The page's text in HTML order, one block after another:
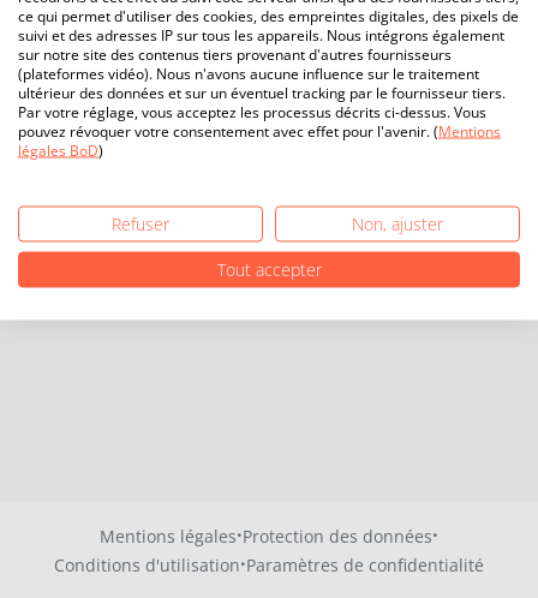
Mentions légales·Protection des données·
Conditions d'utilisation·Paramètres de confidentialité
ce qui permet d'utiliser des cookies, des empreintes digitales, des pixels de
suivi et des adresses IP sur tous les appareils. Nous intégrons également
sur notre site des contenus tiers provenant d'autres fournisseurs
(plateformes vidéo). Nous n'avons aucune influence sur le traitement
ultérieur des données et sur un éventuel tracking par le fournisseur tiers.
Par votre réglage, vous acceptez les processus décrits ci-dessus. Vous
pouvez révoquer votre consentement avec effet pour l'avenir. (Mentions
légales BoD)
Refuser
Non, ajuster
Tout accepter